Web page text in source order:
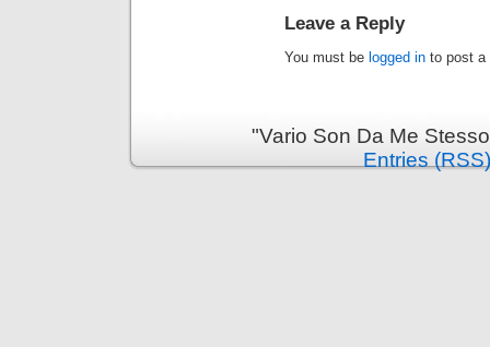
Leave a Reply
You must be logged in to post a
"Vario Son Da Me
Entries (RSS)